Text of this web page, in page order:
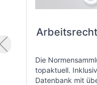
Die
topaktuell.
Datenbank mit